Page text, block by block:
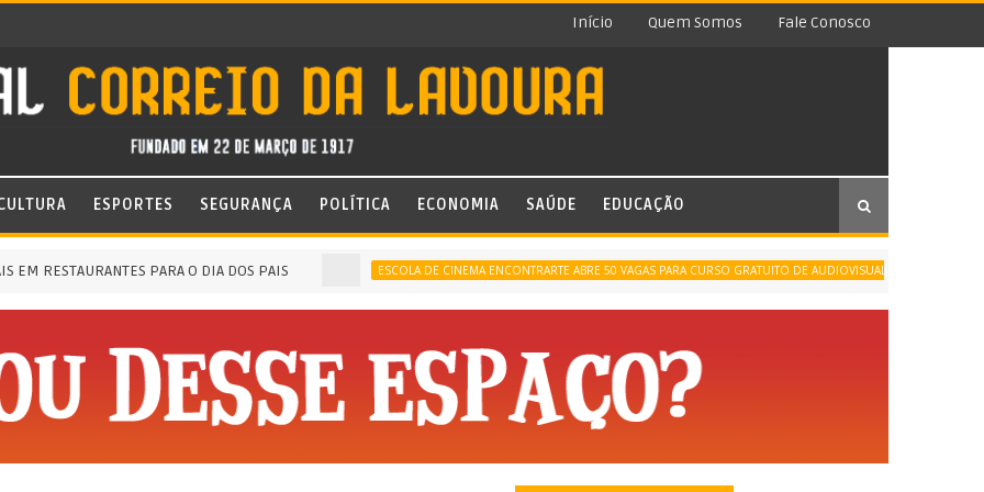
Início Quem Somos Fale Conosco
ESPORTES SEGURANÇA POLÍTICA ECONOMIA SAÚDE EDUCAÇÃO
PARA O DIA DOS PAIS ESCOLA DE CINEMA ENCONTRARTE ABRE 50 VAGAS PARA CURSO GRATUITO DE AUDIOVISUAL ESCOLA DE